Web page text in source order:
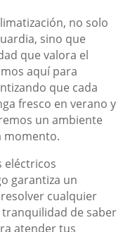
no solo
sino que
que valora el
aquí para
que cada
fresco en verano y
un ambiente
momento.
eléctricos
garantiza un
cualquier
de saber
atender tus